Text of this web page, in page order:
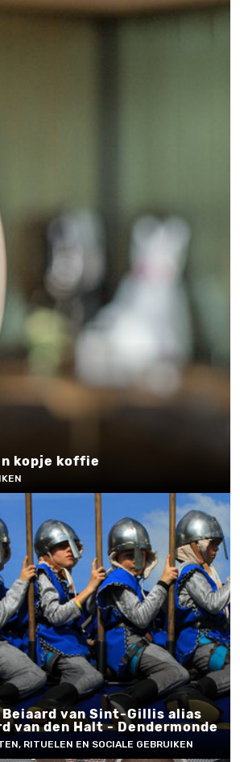
kopje koffie
Beiaard van Sint-Gillis alias
van den Halt - Dendermonde
RITUELEN EN SOCIALE GEBRUIKEN